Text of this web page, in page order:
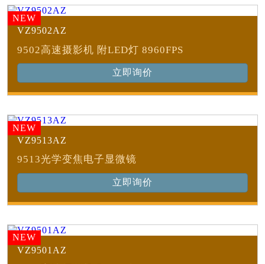
NEW
VZ9502AZ
9502高速摄影机 附LED灯 8960FPS
立即询价
NEW
VZ9513AZ
9513光学变焦电子显微镜
立即询价
NEW
VZ9501AZ